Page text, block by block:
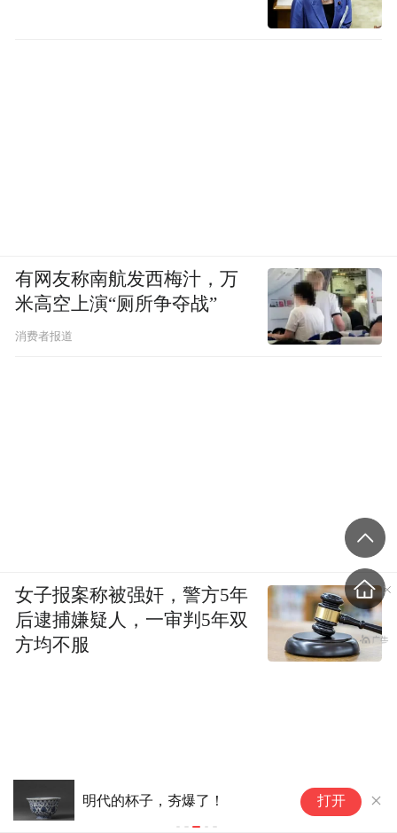
外宾趴地跪看中国飞机照片疯
传：让老外“低头”的，竟是它
打开
有网友称南航发西梅汁，万
米高空上演“厕所争夺战”
消费者报道
女子报案称被强奸，警方5年
后逮捕嫌疑人，一审判5年双
方均不服